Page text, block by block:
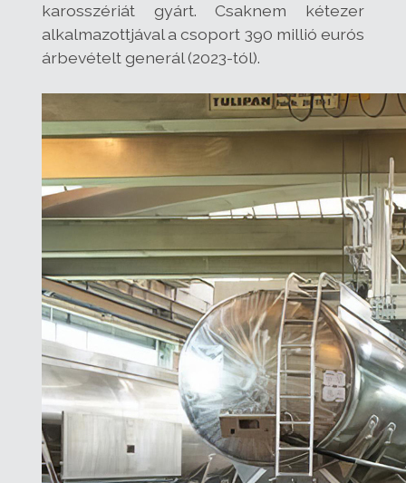
karosszériát gyárt. Csaknem kétezer
alkalmazottjával a csoport 390 millió eurós
árbevételt generál (2023-tól).